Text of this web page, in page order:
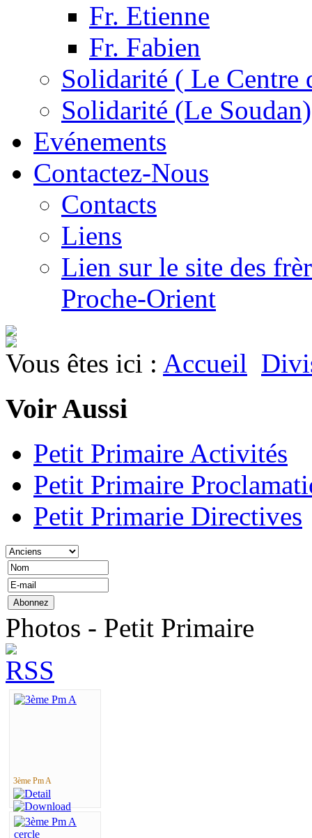
Fr. Etienne
Fr. Fabien
Solidarité ( Le Centre
Solidarité (Le Soudan)
Evénements
Contactez-Nous
Contacts
Liens
Lien sur le site des
Proche-Orient
Vous êtes ici : Accueil
Voir Aussi
Petit Primaire Activités
Petit Primaire
Petit Primarie Directives
Photos - Petit Primaire
3ème Pm A